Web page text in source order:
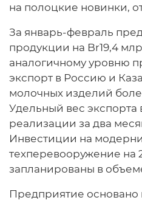
на полоцкие новинки,
За январь-февраль
продукции на Br19,4
аналогичному уровню
экспорт в Россию и
молочных изделий
Удельный вес
реализации за два
Инвестиции на
техперевооружение на
запланированы в
Предприятие основано